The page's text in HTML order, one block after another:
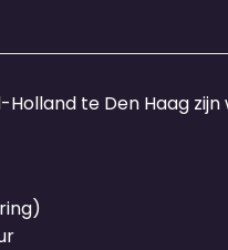
te Den Haag zijn